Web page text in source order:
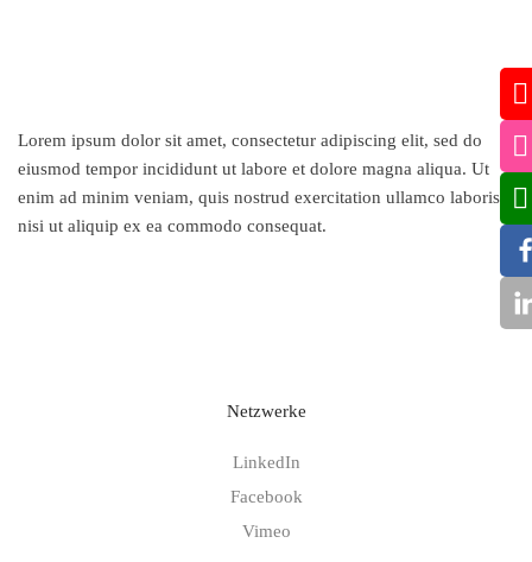
Lorem ipsum dolor sit amet, consectetur adipiscing elit, sed do
eiusmod tempor incididunt ut labore et dolore magna aliqua. Ut
enim ad minim veniam, quis nostrud exercitation ullamco laboris
nisi ut aliquip ex ea commodo consequat.
Netzwerke
LinkedIn
Facebook
Vimeo